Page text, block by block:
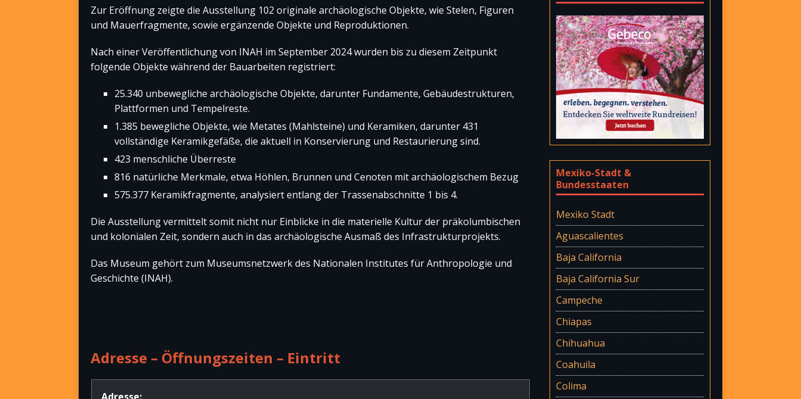
Zur Eröffnung zeigte die Ausstellung 102 originale archäologische Objekte, wie Stelen, Figuren
und Mauerfragmente, sowie ergänzende Objekte und Reproduktionen.
Nach einer Veröffentlichung von INAH im September 2024 wurden bis zu diesem Zeitpunkt
folgende Objekte während der Bauarbeiten registriert:
25.340 unbewegliche archäologische Objekte, darunter Fundamente, Gebäudestrukturen,
Plattformen und Tempelreste.
1.385 bewegliche Objekte, wie Metates (Mahlsteine) und Keramiken, darunter 431
vollständige Keramikgefäße, die aktuell in Konservierung und Restaurierung sind.
423 menschliche Überreste
816 natürliche Merkmale, etwa Höhlen, Brunnen und Cenoten mit archäologischem Bezug
575.377 Keramikfragmente, analysiert entlang der Trassenabschnitte 1 bis 4.
Die Ausstellung vermittelt somit nicht nur Einblicke in die materielle Kultur der präkolumbischen
und kolonialen Zeit, sondern auch in das archäologische Ausmaß des Infrastrukturprojekts.
Das Museum gehört zum Museumsnetzwerk des Nationalen Institutes für Anthropologie und
Geschichte (INAH).
Adresse – Öffnungszeiten – Eintritt
Mexiko-Stadt &
Bundesstaaten
Mexiko Stadt
Aguascalientes
Baja California
Baja California Sur
Campeche
Chiapas
Chihuahua
Coahuila
Colima